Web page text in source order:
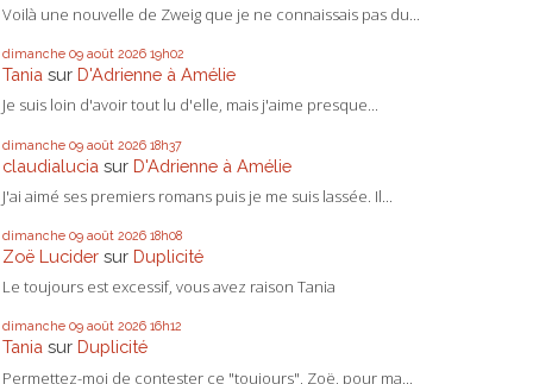
Voilà une nouvelle de Zweig que je ne connaissais pas du...
dimanche 09 août 2026 19h02
Tania sur D'Adrienne à Amélie
Je suis loin d'avoir tout lu d'elle, mais j'aime presque...
dimanche 09 août 2026 18h37
claudialucia sur D'Adrienne à Amélie
J'ai aimé ses premiers romans puis je me suis lassée. Il...
dimanche 09 août 2026 18h08
Zoë Lucider sur Duplicité
Le toujours est excessif, vous avez raison Tania
dimanche 09 août 2026 16h12
Tania sur Duplicité
Permettez-moi de contester ce "toujours", Zoë, pour ma...